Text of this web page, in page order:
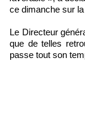
ce dimanche sur
Le Directeur
que de telles
passe tout son